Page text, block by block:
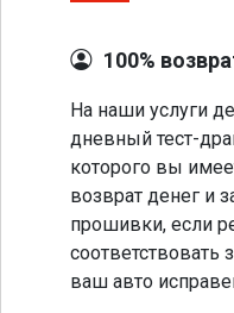
100%
На наши услуги
дневный тест-
которого вы
возврат денег и
прошивки, если
соответствовать
ваш авто